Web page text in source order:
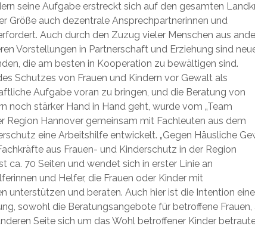
seine Aufgabe erstreckt sich auf den gesamten
Größe auch dezentrale Ansprechpartnerinnen und
Auch durch den Zuzug vieler Menschen aus
Vorstellungen in Partnerschaft und Erziehung sind
die am besten in Kooperation zu bewältigen sind.
Schutzes von Frauen und Kindern vor Gewalt als
Aufgabe voran zu bringen, und die Beratung von
noch stärker Hand in Hand geht, wurde vom „Team
Region Hannovergemeinsam mit Fachleuten aus dem
eine Arbeitshilfe entwickelt. „Gegen Häusliche
aus Frauen- und Kinderschutz in der Region
ca. 70 Seiten und wendet sich in erster Linie an
und Helfer, die Frauen oder Kinder mit
unterstützen und beraten. Auch hier ist die Intention eine
sowohl die Beratungsangebote für betroffene Frauen,
Seite sich um das Wohl betroffener Kinder